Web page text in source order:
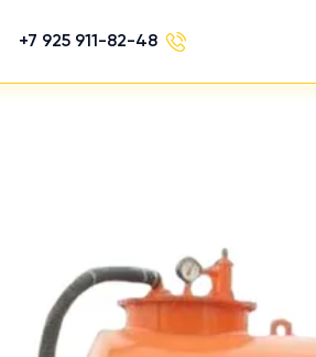
+7 925 911-82-48